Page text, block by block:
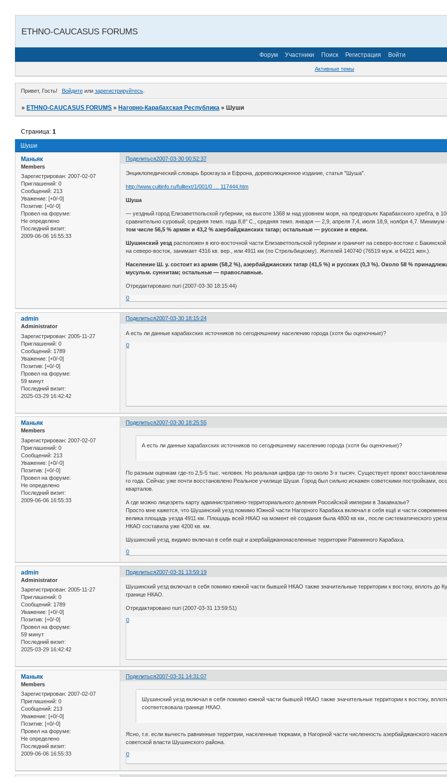
ETHNO-CAUCASUS FORUMS
Форум Участники Поиск Регистрация Войти
Активные темы
Привет, Гость! Войдитеили зарегистрируйтесь.
»ETHNO-CAUCASUS FORUMS »Нагорно-Карабахская Республика »Шуши
Шуши
Страница:1
Поделиться2007-03-30 00:52:37
Маньяк
Members
Зарегистрирован: 2007-02-07
Приглашений: 0
Сообщений: 213
Уважение: [+0/-0]
Позитив: [+0/-0]
Провел на форуме:
Не определено
Последний визит:
2009-06-06 16:55:33
Энциклопедический словарь Брокгауза и Ефрона, дореволюционное издание, статья "Шуша".
http://www.cultinfo.ru/fulltext/1/001/0 … 117444.htm
Шуша
— уездный город Елизаветпольской губернии, на высоте 1368 м над уровнем моря, на предгорьях Карабахского хребта, в
сравнительно суровый; средняя темп. года 8,8° С., средняя темп. января — 2,9, апреля 7,4, июля 18,9, ноября 4,7.
том числе 56,5 % армян и 43,2 % азербайджанских татар; остальные — русские и евреи.
Шyшинский уезд расположен в юго-восточной части Елизаветпольской губернии и граничит на северо-востоке с
на северо-восток, занимает 4316 кв. вер., или 4911 км (по Стрельбицкому). Жителей 140740 (76519 муж. и 64221 жен.).
Население Ш. у. состоит из армян (58,2 %), азербайджанских татар (41,5 %) и русских (0,3 %). Около 58 %
мусульм. суннитам; остальные — православные.
Отредактировано nuri (2007-03-30 18:15:44)
0
Поделиться2007-03-30 18:15:24
admin
Administrator
Зарегистрирован: 2005-11-27
Приглашений: 0
Сообщений: 1789
Уважение: [+0/-0]
Позитив: [+0/-0]
Провел на форуме:
59 минут
Последний визит:
2025-03-29 16:42:42
А есть ли данные карабахских источников по сегодняшнему населению города (хотя бы оценочные)?
0
Поделиться2007-03-30 18:25:55
Маньяк
Members
Зарегистрирован: 2007-02-07
Приглашений: 0
Сообщений: 213
Уважение: [+0/-0]
Позитив: [+0/-0]
Провел на форуме:
Не определено
Последний визит:
2009-06-06 16:55:33
А есть ли данные карабахских источников по сегодняшнему населению города (хотя бы оценочные)?
По разным оценкам где-то 2,5-5 тыс. человек. Но реальная цифра где-то около 3-х тысяч. Существует проект
го года. Сейчас уже почти восстановлено Реальное училище Шуши. Город был сильно искажен советскими постройками,
кварталов.
А где можно лицезреть карту административно-территориального деления Российской империи в Закавказье?
Просто мне кажется, что Шушинский уезд помимо Южной части Нагорного Карабаха включал в себя ещё и части
велика площадь уезда 4911 км. Площадь всей НКАО на момент её создания была 4800 кв км., после систематического
НКАО составила уже 4200 кв. км.
Шушинский уезд, видимо включал в себя ещё и азербайджанонаселенные территории Равнинного Карабаха.
0
Поделиться2007-03-31 13:59:19
admin
Administrator
Зарегистрирован: 2005-11-27
Приглашений: 0
Сообщений: 1789
Уважение: [+0/-0]
Позитив: [+0/-0]
Провел на форуме:
59 минут
Последний визит:
2025-03-29 16:42:42
Шушинский уезд включал в себя помимо южной части бывшей НКАО также значительные территории к востоку, вплоть до
границе НКАО.
Отредактировано nuri (2007-03-31 13:59:51)
0
Поделиться2007-03-31 14:31:07
Маньяк
Members
Зарегистрирован: 2007-02-07
Приглашений: 0
Сообщений: 213
Уважение: [+0/-0]
Позитив: [+0/-0]
Провел на форуме:
Не определено
Последний визит:
2009-06-06 16:55:33
Шушинский уезд включал в себя помимо южной части бывшей НКАО также значительные территории к востоку,
соответсвовала границе НКАО.
Ясно, т.е. если вычесть равнинные территрии, населенные тюрками, в Нагорной части численность азербайджанского
советской власти Шушинского района.
0